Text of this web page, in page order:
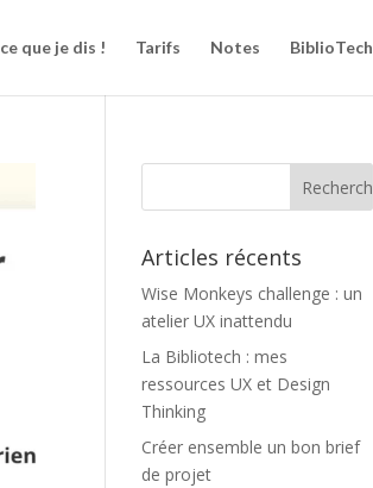
que je dis ! Tarifs Notes BiblioTech
Articles récents
Wise Monkeys challenge : un
atelier UX inattendu
La Bibliotech : mes
ressources UX et Design
Thinking
Créer ensemble un bon brief
de projet